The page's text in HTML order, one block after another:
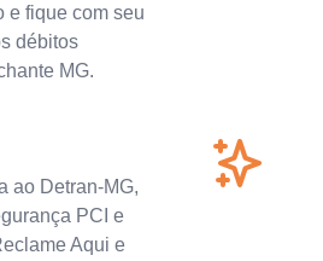
e fique com seu
débitos
MG.
ao Detran-MG,
PCI e
Aqui e